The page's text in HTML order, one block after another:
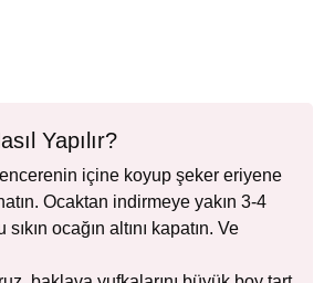
Yapılır?
içine koyup şeker eriyene
Ocaktan indirmeye yakın 3-4
ocağın altını kapatın. Ve